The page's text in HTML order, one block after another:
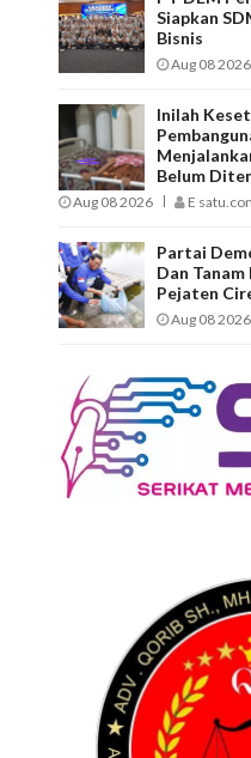
Siapkan
Bisnis
Aug 08 2026
Inilah
Belum
Aug 08 2026 E
Partai
Dan
Pejaten
Aug 08 2026